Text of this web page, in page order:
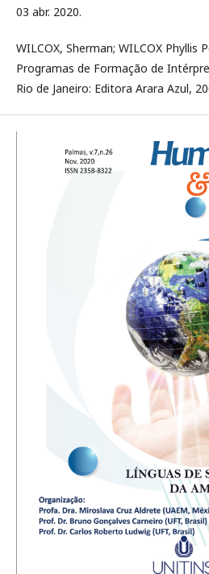
03 abr. 2020.
WILCOX, Sherman; WILCOX Phyllis
Programas de Formação de
Rio de Janeiro: Editora Arara Azul,